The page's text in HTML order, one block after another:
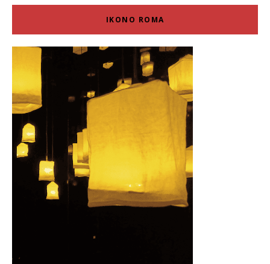
IKONO ROMA